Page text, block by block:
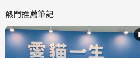
熱門推薦筆記